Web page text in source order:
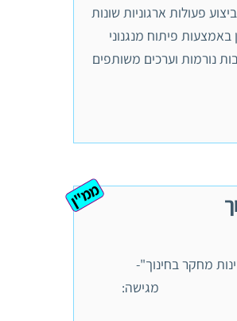
פעולות ארגוניות שונות
פיתוח מנגנוני
נורמות וערכים משותפים
ממ"ן
"אוריינות מחקר בחינוך"-